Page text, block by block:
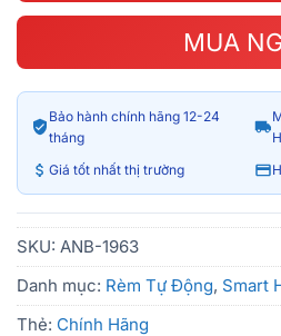
MUA
Bảo hành chính hãng 12-24
tháng
Giá tốt nhất thị trường
SKU: ANB-1963
Danh mục: Rèm Tự Động, Smart
Thẻ: Chính Hãng